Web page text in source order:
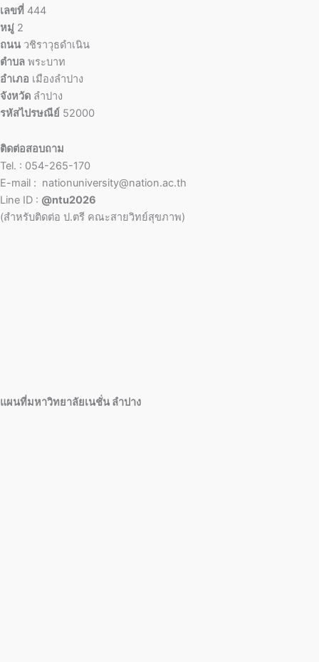
เลขที่ 444
หมู่ 2
ถนน วชิราวุธดำเนิน
ตำบล พระบาท
อำเภอ เมืองลำปาง
จังหวัด ลำปาง
รหัสไปรษณีย์ 52000
ติดต่อสอบถาม
Tel. : 054-265-170
E-mail : nationuniversity@nation.ac.th
Line ID : @ntu2026
(สำหรับติดต่อ ป.ตรี คณะสายวิทย์สุขภาพ)
แผนที่มหาวิทยาลัยเนชั่น ลำปาง